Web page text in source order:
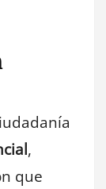
,
que